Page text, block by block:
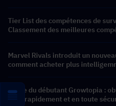
Tier List des compétences de
Classement des meilleures
Marvel Rivals introduit un
comment acheter plus
Guide du débutant Growtopia :
Lock rapidement et en toute